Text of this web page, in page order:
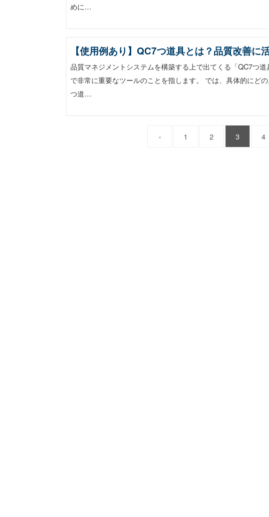
めに…
【使用例あり】QC7つ道具とは？品質改善に
品質マネジメントシステムを構築する上で出てくる「QC7つ
で非常に重要なツールのことを指します。 では、具体的にど
つ道…
‹ 1 2 3 4